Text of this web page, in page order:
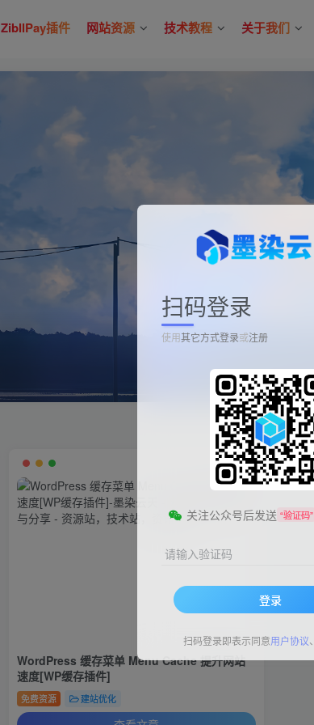
ZibllPay插件 网站资源 技术教程 关于我们
WordPress 缓存菜单 Menu Cache 提升网站
速度[WP缓存插件]
免费资源 建站优化
扫码登录
使用其它方式登录或注册
关注公众号后发送 “验证码”
请输入验证码
登录
扫码登录即表示同意用户协议、